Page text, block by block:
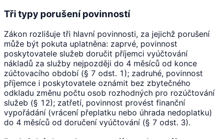
Tři typy porušení povinností
Zákon rozlišuje tři hlavní povinnosti, za jejichž porušení
může být pokuta uplatněna: zaprvé, povinnost
poskytovatele služeb doručit příjemci vyúčtování
nákladů za služby nejpozději do 4 měsíců od konce
zúčtovacího období (§ 7 odst. 1); zadruhé, povinnost
příjemce i poskytovatele oznámit bez zbytečného
odkladu změnu počtu osob rozhodných pro rozúčtování
služeb (§ 12); zatřetí, povinnost provést finanční
vypořádání (vrácení přeplatku nebo úhrada nedoplatku)
do 4 měsíců od doručení vyúčtování (§ 7 odst. 3).